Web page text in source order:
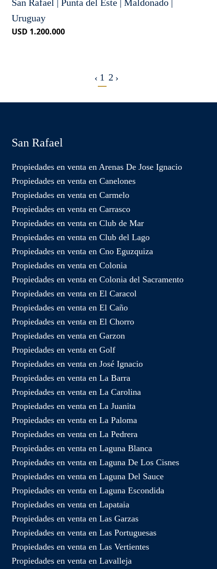
San Rafael | Punta del Este | Maldonado |
Uruguay
USD 1.200.000
‹ 1 2 ›
San Rafael
Propiedades en venta en Arenas De Jose Ignacio
Propiedades en venta en Canelones
Propiedades en venta en Carmelo
Propiedades en venta en Carrasco
Propiedades en venta en Club de Mar
Propiedades en venta en Club del Lago
Propiedades en venta en Cno Eguzquiza
Propiedades en venta en Colonia
Propiedades en venta en Colonia del Sacramento
Propiedades en venta en El Caracol
Propiedades en venta en El Caño
Propiedades en venta en El Chorro
Propiedades en venta en Garzon
Propiedades en venta en Golf
Propiedades en venta en José Ignacio
Propiedades en venta en La Barra
Propiedades en venta en La Carolina
Propiedades en venta en La Juanita
Propiedades en venta en La Paloma
Propiedades en venta en La Pedrera
Propiedades en venta en Laguna Blanca
Propiedades en venta en Laguna De Los Cisnes
Propiedades en venta en Laguna Del Sauce
Propiedades en venta en Laguna Escondida
Propiedades en venta en Lapataia
Propiedades en venta en Las Garzas
Propiedades en venta en Las Portuguesas
Propiedades en venta en Las Vertientes
Propiedades en venta en Lavalleja